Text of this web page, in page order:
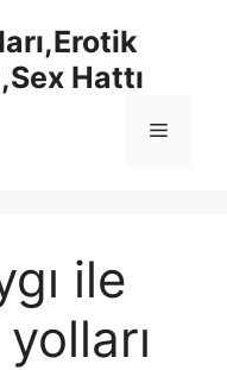
Hattı
Menü
ile